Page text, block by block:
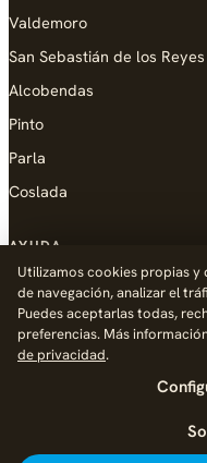
Valdemoro
San Sebastián de los Reyes
Alcobendas
Pinto
Parla
Coslada
AYUDA
Añadir empresa
Contacto
Política de Privacidad
Utilizamos cookies propias
de navegación, analizar el
Puedes aceptarlas todas,
preferencias. Más
de privacidad.